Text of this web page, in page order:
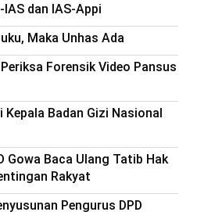
IAS dan IAS-Appi
Maka Unhas Ada
Forensik Video Pansus
Badan Gizi Nasional
Gowa Baca Ulang Tatib Hak
Rakyat
Pengurus DPD